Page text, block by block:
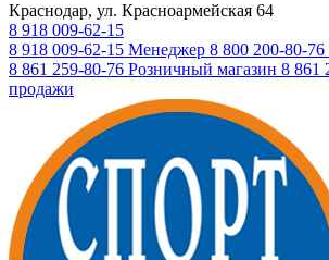
Краснодар, ул. Красноармейская 64
8 918 009-62-15
8 918 009-62-15 Менеджер 8 800 200-80-76
8 861 259-80-76 Розничный магазин 8 861
продажи